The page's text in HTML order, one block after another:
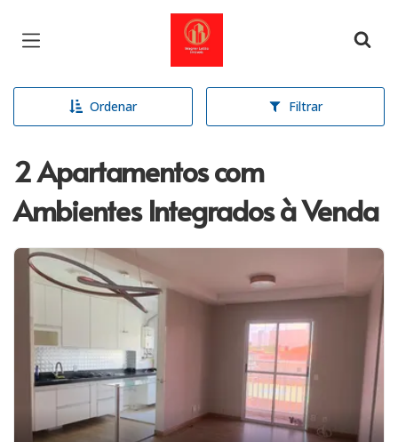
Página inicial
Ordenar Filtrar
2 Apartamentos com
Ambientes Integrados à Venda